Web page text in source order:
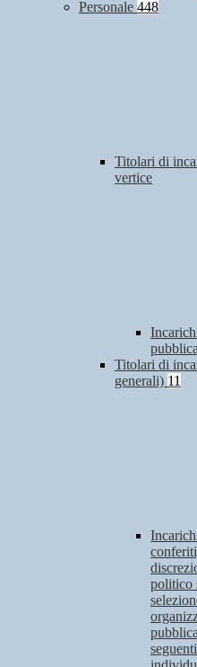
Personale 448
Titolari di
vertice
Titolari di
generali) 11
politico